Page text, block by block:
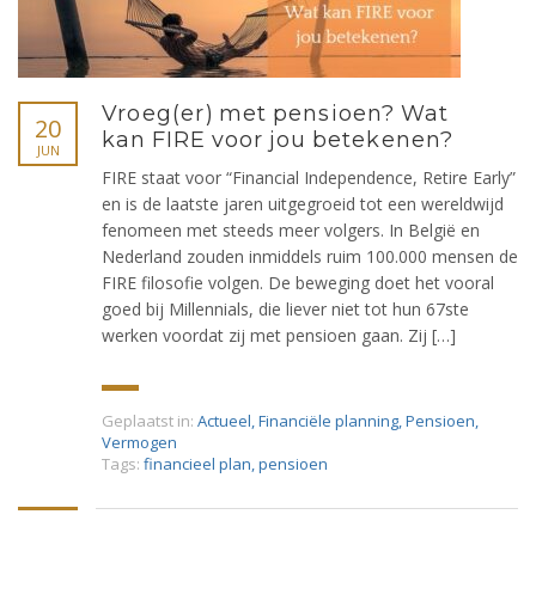
20
JUN
Vroeg(er) met pensioen? Wat
kan FIRE voor jou betekenen?
FIRE staat voor “Financial Independence, Retire Early”
en is de laatste jaren uitgegroeid tot een wereldwijd
fenomeen met steeds meer volgers. In België en
Nederland zouden inmiddels ruim 100.000 mensen de
FIRE filosofie volgen. De beweging doet het vooral
goed bij Millennials, die liever niet tot hun 67ste
werken voordat zij met pensioen gaan. Zij […]
Geplaatst in: Actueel,Financiële planning,Pensioen,
Vermogen
Tags: financieel plan,pensioen